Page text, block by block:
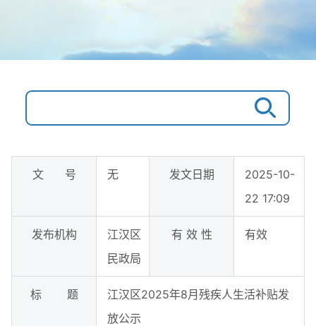
文 号 无 发文日期
2025-10-
22 17:09
发布机构
江汉区
民政局
有 效 性 有效
标 题
江汉区2025年8月残疾人生活补贴发
放公示